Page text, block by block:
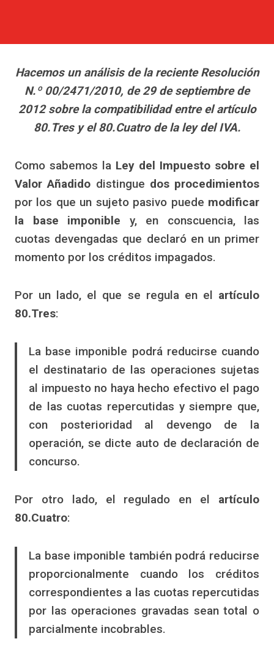
Hacemos un análisis de la reciente Resolución
N.º 00/2471/2010, de 29 de septiembre de
2012 sobre la compatibilidad entre el artículo
80.Tres y el 80.Cuatro de la ley del IVA.
Como sabemos la Ley del Impuesto sobre el
Valor Añadido distingue dos procedimientos
por los que un sujeto pasivo puede modificar
la base imponible y, en conscuencia, las
cuotas devengadas que declaró en un primer
momento por los créditos impagados.
Por un lado, el que se regula en el artículo
80.Tres:
La base imponible podrá reducirse cuando
el destinatario de las operaciones sujetas
al impuesto no haya hecho efectivo el pago
de las cuotas repercutidas y siempre que,
con posterioridad al devengo de la
operación, se dicte auto de declaración de
concurso.
Por otro lado, el regulado en el artículo
80.Cuatro:
La base imponible también podrá reducirse
proporcionalmente cuando los créditos
correspondientes a las cuotas repercutidas
por las operaciones gravadas sean total o
parcialmente incobrables.